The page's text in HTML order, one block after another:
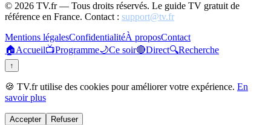
© 2026 TV.fr — Tous droits réservés. Le guide TV gratuit de
référence en France. Contact : support@tv.fr
Mentions légalesConfidentialitéÀ proposContact
🏠Accueil📺Programme🌙Ce soir🔴Direct🔍Recherche
↑
🍪 TV.fr utilise des cookies pour améliorer votre expérience. En
savoir plus
Accepter Refuser